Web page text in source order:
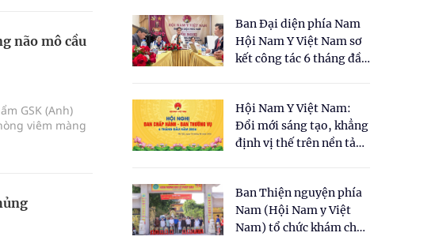
não mô cầu
GSK (Anh)
viêm màng
cho Luật Y dược cổ
truyền Việt Nam"
Ban Đại diện phía Nam
Hội Nam Y Việt Nam sơ
kết công tác 6 tháng đầu
Hội Nam Y Việt Nam:
Đổi mới sáng tạo, khẳng
định vị thế trên nền tảng
Ban Thiện nguyện phía
Nam (Hội Nam y Việt
Nam) tổ chức khám chữa